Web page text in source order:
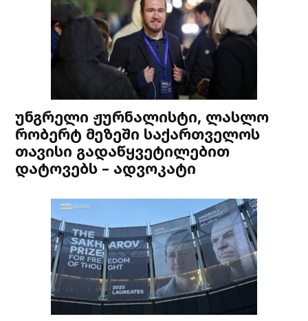
უნგრელი ჟურნალისტი, ლასლო
რობერტ მეზეში საქართველოს
თავისი გადაწყვეტილებით
დატოვებს – ადვოკატი